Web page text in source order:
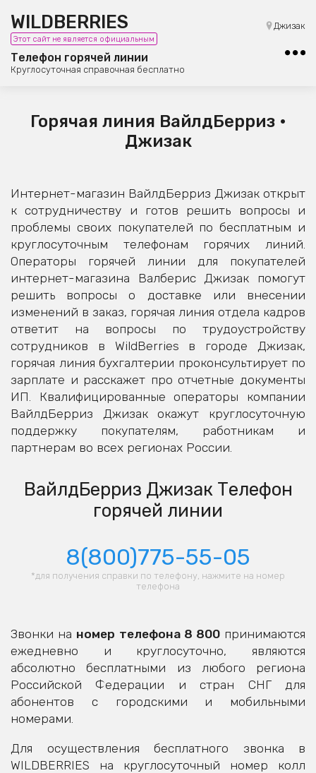
WILDBERRIES
Этот сайт не является официальным
Телефон горячей линии
Круглосуточная справочная бесплатно
Джизак
8 (800) 101-42-23
Бесплатная юридическая консультация
Горячая линия ВайлдБерриз •
Джизак
Интернет-магазин ВайлдБерриз Джизак открыт
к сотрудничеству и готов решить вопросы и
проблемы своих покупателей по бесплатным и
круглосуточным телефонам горячих линий.
Операторы горячей линии для покупателей
интернет-магазина Валберис Джизак помогут
решить вопросы о доставке или внесении
изменений в заказ, горячая линия отдела кадров
ответит на вопросы по трудоустройству
сотрудников в WildBerries в городе Джизак,
горячая линия бухгалтерии проконсультирует по
зарплате и расскажет про отчетные документы
ИП. Квалифицированные операторы компании
ВайлдБерриз Джизак окажут круглосуточную
поддержку покупателям, работникам и
партнерам во всех регионах России.
ВайлдБерриз Джизак Телефон
горячей линии
8(800)775-55-05
*для получения справки по телефону, нажмите на номер
телефона
Звонки на номер телефона 8 800принимаются
ежедневно и круглосуточно, являются
абсолютно бесплатными из любого региона
Российской Федерации и стран СНГ для
абонентов с городскими и мобильными
номерами.
Для осуществления бесплатного звонка в
WILDBERRIES на круглосуточный номер колл